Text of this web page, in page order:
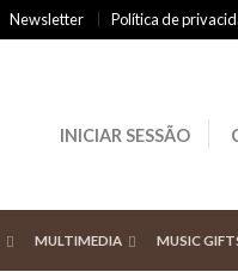
Newsletter Política de
INICIAR SESSÃO
MULTIMEDIA MUSIC